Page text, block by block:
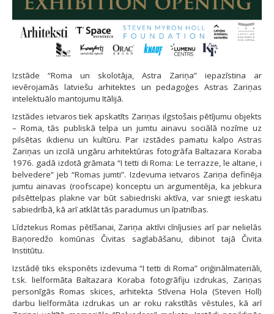
Izstāde “Roma un skolotāja, Astra Zariņa” iepazīstina ar
ievērojamās latviešu arhitektes un pedagoģes Astras Zariņas
intelektuālo mantojumu Itālijā.
Izstādes ietvaros tiek apskatīts Zariņas ilgstošais pētījumu objekts
– Roma, tās publiskā telpa un jumtu ainavu sociālā nozīme uz
pilsētas ikdienu un kultūru. Par izstādes pamatu kalpo Astras
Zariņas un izcilā ungāru arhitektūras fotogrāfa Baltazara Koraba
1976. gadā izdotā grāmata “I tetti di Roma: Le terrazze, le altane, i
belvedere” jeb “Romas jumti”. Izdevuma ietvaros Zariņa definēja
jumtu ainavas (roofscape) konceptu un argumentēja, ka jebkura
pilsēttelpas plakne var būt sabiedriski aktīva, var sniegt ieskatu
sabiedrībā, kā arī atklāt tās paradumus un īpatnības.
Līdztekus Romas pētīšanai, Zariņa aktīvi cīnījusies arī par nelielās
Baņoredžo komūnas Čivitas saglabāšanu, dibinot tajā Čivita
Institūtu.
Izstādē tiks eksponēts izdevuma “I tetti di Roma” oriģinālmateriāli,
t.sk. lielformāta Baltazara Koraba fotogrāfiju izdrukas, Zariņas
personīgās Romas skices, arhitekta Stīvena Hola (Steven Holl)
darbu lielformāta izdrukas un ar roku rakstītās vēstules, kā arī